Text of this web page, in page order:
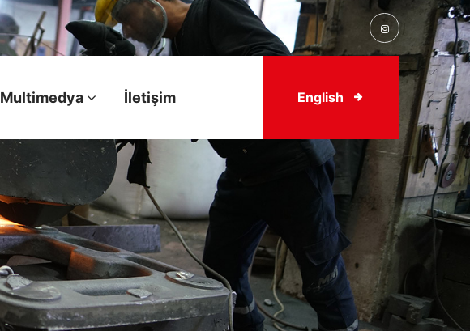
Multimedya İletişim English